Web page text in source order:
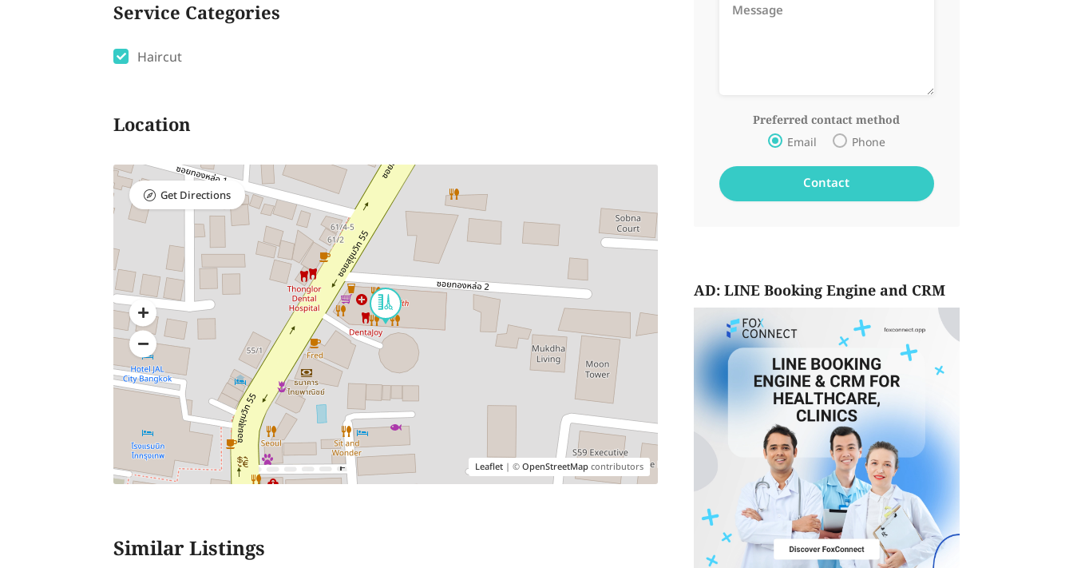
Service Categories
Haircut
Location
Leaflet| ©OpenStreetMapcontributors
Get Directions
Similar Listings
Preferred contact method
Email Phone
AD: LINE Booking Engine and CRM